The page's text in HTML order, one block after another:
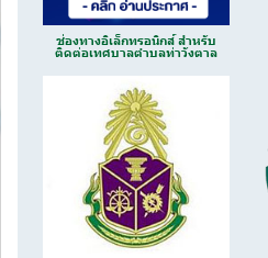
ช่องทางอิเล็กทรอนิกส์ สำหรับ
ติดต่อเทศบาลตำบลท่าวังตาล